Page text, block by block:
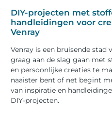
DIY-projecten met
handleidingen voor
Venray
Venray is een bruisende
graag aan de slag gaan met
en persoonlijke creaties te
naaister bent of net begint
van inspiratie en
DIY-projecten.